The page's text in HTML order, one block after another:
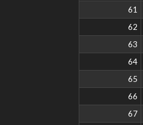
61
62
63
64
65
66
67